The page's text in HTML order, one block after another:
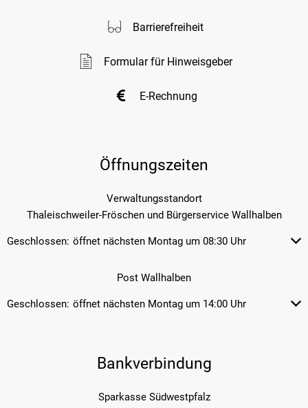
Barrierefreiheit
Formular für Hinweisgeber
E-Rechnung
Öffnungszeiten
Verwaltungsstandort
Thaleischweiler-Fröschen und Bürgerservice Wallhalben
Klicken, um weitere Öffnungs-
Geschlossen: öffnet nächsten Montag um 08:30 Uhr
Post Wallhalben
Klicken, um weitere Öffnungs-
Geschlossen: öffnet nächsten Montag um 14:00 Uhr
Bankverbindung
Sparkasse Südwestpfalz